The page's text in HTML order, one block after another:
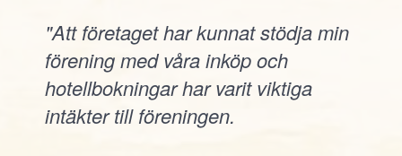
"Att företaget har kunnat stödja min
förening med våra inköp och
hotellbokningar har varit viktiga
intäkter till föreningen.